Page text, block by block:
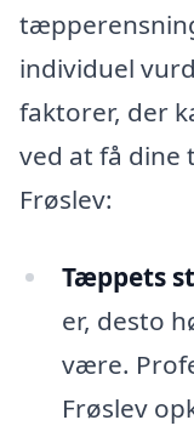
individuel
faktorer, der
ved at få
Frøslev:
Tæppets
er, desto
være.
Frøslev